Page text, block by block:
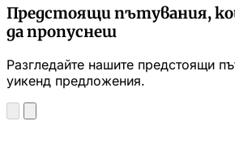
Предстоящи пътувания,
да пропуснеш
Разгледайте нашите предстоящи
уикенд предложения.